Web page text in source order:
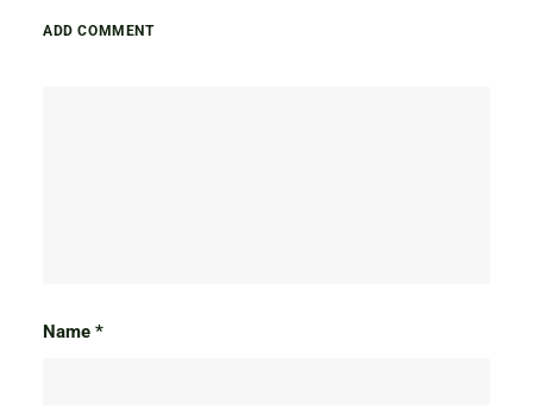
ADD COMMENT
Name *